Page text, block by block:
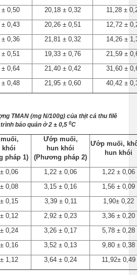
± 0,50 20,18 ± 0,32
11,28 ±
± 0,43 20,26 ± 0,51
12,72 ±
± 0,36 21,81 ± 0,32
14,26 ±
± 0,51 19,33 ± 0,76
21,59 ±
± 0,64 21,40 ± 0,42
31,60 ±
± 0,48 21,95 ± 0,60 40,42 ±
TMAN (mg N/100g) của thịt cá thu filê
bảo quản ở 2 ± 0,5 0C
khói
pháp 1)
Ướp muối,
hun khói
(Phương pháp 2)
Ướp muối,
hun khói
0,06 1,22 ± 0,06
1,22 ± 0,06
0,08 3,15 ± 0,16
1,56 ± 0,09
0,15 3,39 ± 0,11
1,90± 0,22
0,12 2,92 ± 0,23
3,36 ± 0,20
0,24 3,26 ± 0,17
5,78 ± 0,28
0,16 3,52 ± 0,13
9,80 ± 0,38
1,12 3,64 ± 0,24 11,92± 0,49